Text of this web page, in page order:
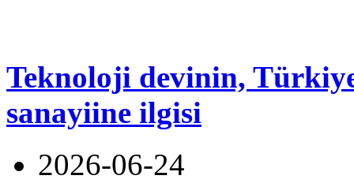
Teknoloji devinin,
sanayiine ilgisi
2026-06-24